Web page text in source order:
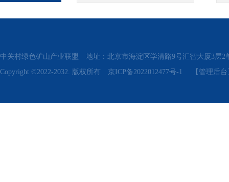
中关村绿色矿山产业联盟 地址：北京市海淀区学清路9号汇智大厦3层
Copyright ©2022-2032. 版权所有 京ICP备2022012477号-1 【管理后